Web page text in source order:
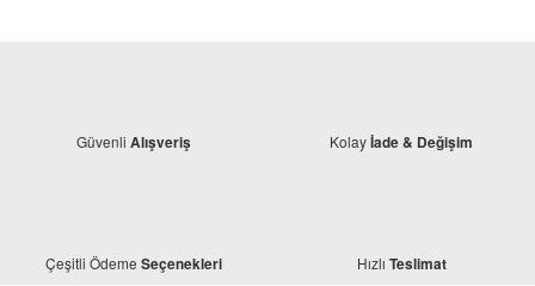
Yamaha
Güvenli Alışveriş Kolayİade & Değişim
Çeşitli Ödeme Seçenekleri Hızlı Teslimat